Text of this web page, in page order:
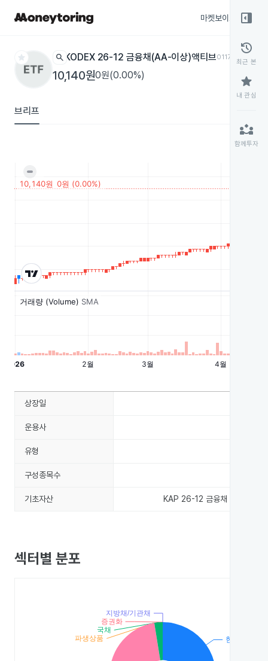
마켓보이스
star search KODEX 26-12 금융채(AA-이상)액티브0117L0 ETF
10,140원0원(0.00%)
브리프
right_panel_open
history
최근 본
star
내 관심
partner_exchange
함께투자